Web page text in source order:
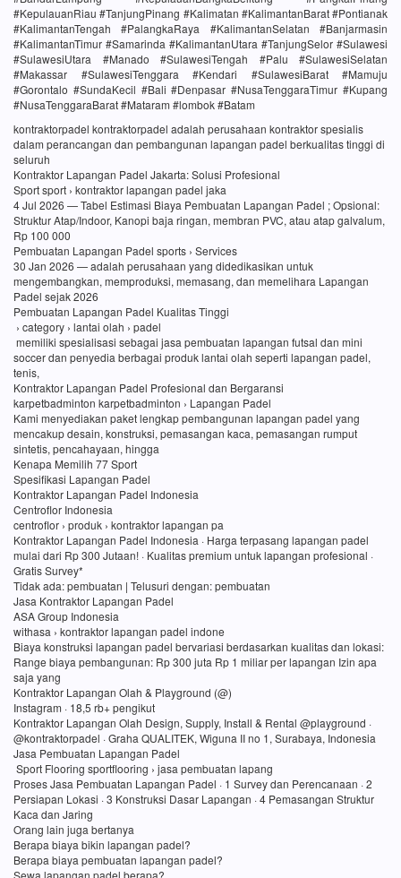
#KepulauanRiau #TanjungPinang #Kalimatan #KalimantanBarat #Pontianak
#KalimantanTengah #PalangkaRaya #KalimantanSelatan #Banjarmasin
#KalimantanTimur #Samarinda #KalimantanUtara #TanjungSelor #Sulawesi
#SulawesiUtara #Manado #SulawesiTengah #Palu #SulawesiSelatan
#Makassar #SulawesiTenggara #Kendari #SulawesiBarat #Mamuju
#Gorontalo #SundaKecil #Bali #Denpasar #NusaTenggaraTimur #Kupang
#NusaTenggaraBarat #Mataram #lombok #Batam
kontraktorpadel kontraktorpadel adalah perusahaan kontraktor spesialis
dalam perancangan dan pembangunan lapangan padel berkualitas tinggi di
seluruh
Kontraktor Lapangan Padel Jakarta: Solusi Profesional
Sport sport › kontraktor lapangan padel jaka
4 Jul 2026 — Tabel Estimasi Biaya Pembuatan Lapangan Padel ; Opsional:
Struktur Atap/Indoor, Kanopi baja ringan, membran PVC, atau atap galvalum,
Rp 100 000
Pembuatan Lapangan Padel sports › Services
30 Jan 2026 — adalah perusahaan yang didedikasikan untuk
mengembangkan, memproduksi, memasang, dan memelihara Lapangan
Padel sejak 2026
Pembuatan Lapangan Padel Kualitas Tinggi
› category › lantai olah › padel
memiliki spesialisasi sebagai jasa pembuatan lapangan futsal dan mini
soccer dan penyedia berbagai produk lantai olah seperti lapangan padel,
tenis,
Kontraktor Lapangan Padel Profesional dan Bergaransi
karpetbadminton karpetbadminton › Lapangan Padel
Kami menyediakan paket lengkap pembangunan lapangan padel yang
mencakup desain, konstruksi, pemasangan kaca, pemasangan rumput
sintetis, pencahayaan, hingga
Kenapa Memilih 77 Sport
Spesifikasi Lapangan Padel
Kontraktor Lapangan Padel Indonesia
Centroflor Indonesia
centroflor › produk › kontraktor lapangan pa
Kontraktor Lapangan Padel Indonesia · Harga terpasang lapangan padel
mulai dari Rp 300 Jutaan! · Kualitas premium untuk lapangan profesional ·
Gratis Survey*
Tidak ada: pembuatan ‎| Telusuri dengan: pembuatan
Jasa Kontraktor Lapangan Padel
ASA Group Indonesia
withasa › kontraktor lapangan padel indone
Biaya konstruksi lapangan padel bervariasi berdasarkan kualitas dan lokasi:
Range biaya pembangunan: Rp 300 juta Rp 1 miliar per lapangan Izin apa
saja yang
Kontraktor Lapangan Olah & Playground (@)
Instagram · 18,5 rb+ pengikut
Kontraktor Lapangan Olah Design, Supply, Install & Rental @playground ·
@kontraktorpadel · Graha QUALITEK, Wiguna II no 1, Surabaya, Indonesia
Jasa Pembuatan Lapangan Padel
Sport Flooring sportflooring › jasa pembuatan lapang
Proses Jasa Pembuatan Lapangan Padel · 1 Survey dan Perencanaan · 2
Persiapan Lokasi · 3 Konstruksi Dasar Lapangan · 4 Pemasangan Struktur
Kaca dan Jaring
Orang lain juga bertanya
Berapa biaya bikin lapangan padel?
Berapa biaya pembuatan lapangan padel?
Sewa lapangan padel berapa?